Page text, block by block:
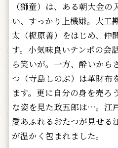
（獅童）は、ある朝大金
い、すっかり上機嫌。大工
太（梶原善）をはじめ、仲
す。小気味良いテンポの会
ら笑いが。一方、酔いから
つ（寺島しのぶ）は革財布
ます。更に自分の身を売ろ
な姿を見た政五郎は…。江
愛あふれるおたつが見せる
が温かく包まれました。